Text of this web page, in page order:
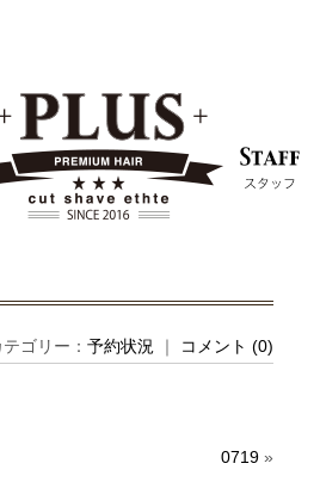
ゴリー： 予約状況 ｜ コメント (0)
0719 »